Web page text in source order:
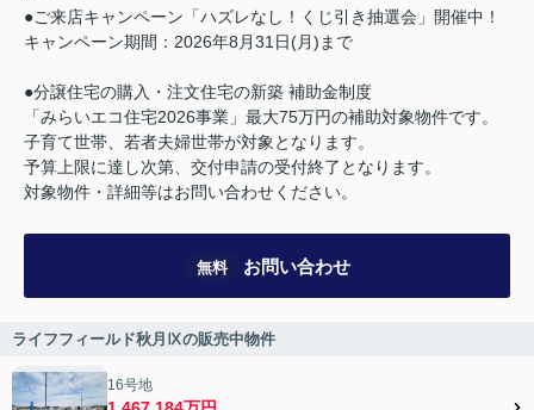
●ご来店キャンペーン「ハズレなし！くじ引き抽選会」開催中！
キャンペーン期間：2026年8月31日(月)まで
●分譲住宅の購入・注文住宅の新築 補助金制度
「みらいエコ住宅2026事業」最大75万円の補助対象物件です。
子育て世帯、若者夫婦世帯が対象となります。
予算上限に達し次第、交付申請の受付終了となります。
対象物件・詳細等はお問い合わせください。
無料 お問い合わせ
ライフフィールド秋月Ⅸの販売中物件
16号地